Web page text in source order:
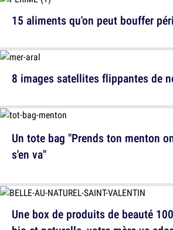
8 images satellites flippantes de
15 aliments qu'on peut bouffer
Un tote bag "Prends ton menton
s'en va"
Une box de produits de beauté